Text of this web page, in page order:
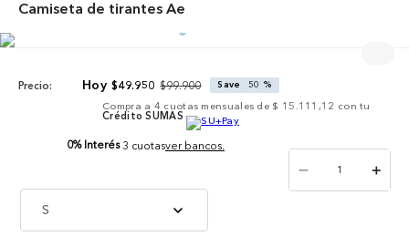
Camiseta de tirantes Ae
Precio: $49.950 $99.900 Save 50 %
Compra a 4 cuotas mensuales de $ 15.111,12 con tu
Crédito SUMAS
0% Interés 3 cuotasver bancos.
S
＋
－